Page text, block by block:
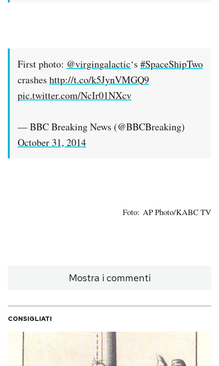
First photo: @virgingalactic‘s #SpaceShipTwo
crashes http://t.co/k5JynVMGQ9
pic.twitter.com/NcIr01NXcv
— BBC Breaking News (@BBCBreaking)
October 31, 2014
Foto: AP Photo/KABC TV
Mostra i commenti
CONSIGLIATI